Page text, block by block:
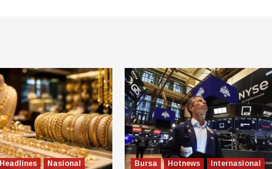
Headlines Nasional Bursa Hotnews Internasional